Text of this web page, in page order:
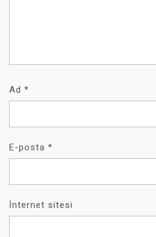
Ad *
E-posta *
İnternet sitesi